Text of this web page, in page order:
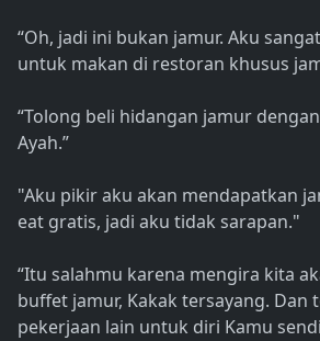
“Oh, jadi ini bukan jamur. Aku
untuk makan di restoran khusus
“Tolong beli hidangan jamur
Ayah.”
"Aku pikir aku akan mendapatkan
eat gratis, jadi aku tidak sarapan."
“Itu salahmu karena mengira kita
buffet jamur, Kakak tersayang. Dan
pekerjaan lain untuk diri Kamu